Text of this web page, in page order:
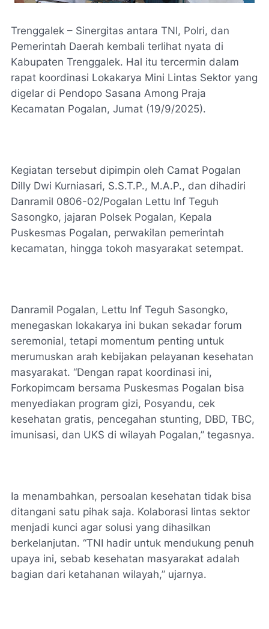
Trenggalek – Sinergitas antara TNI, Polri, dan
Pemerintah Daerah kembali terlihat nyata di
Kabupaten Trenggalek. Hal itu tercermin dalam
rapat koordinasi Lokakarya Mini Lintas Sektor yang
digelar di Pendopo Sasana Among Praja
Kecamatan Pogalan, Jumat (19/9/2025).
Kegiatan tersebut dipimpin oleh Camat Pogalan
Dilly Dwi Kurniasari, S.S.T.P., M.A.P., dan dihadiri
Danramil 0806-02/Pogalan Lettu Inf Teguh
Sasongko, jajaran Polsek Pogalan, Kepala
Puskesmas Pogalan, perwakilan pemerintah
kecamatan, hingga tokoh masyarakat setempat.
Danramil Pogalan, Lettu Inf Teguh Sasongko,
menegaskan lokakarya ini bukan sekadar forum
seremonial, tetapi momentum penting untuk
merumuskan arah kebijakan pelayanan kesehatan
masyarakat. “Dengan rapat koordinasi ini,
Forkopimcam bersama Puskesmas Pogalan bisa
menyediakan program gizi, Posyandu, cek
kesehatan gratis, pencegahan stunting, DBD, TBC,
imunisasi, dan UKS di wilayah Pogalan,” tegasnya.
Ia menambahkan, persoalan kesehatan tidak bisa
ditangani satu pihak saja. Kolaborasi lintas sektor
menjadi kunci agar solusi yang dihasilkan
berkelanjutan. “TNI hadir untuk mendukung penuh
upaya ini, sebab kesehatan masyarakat adalah
bagian dari ketahanan wilayah,” ujarnya.